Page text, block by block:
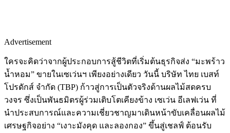
Advertisement
ใครจะคิดว่าจากผู้ประกอบการสู้ชีวิตที่เริ่มต้นธุรกิจส่ง “มะพร้าว
น้ำหอม” ขายในเซเว่นฯ เพียงอย่างเดียว วันนี้ บริษัท ไทย เบสท์
โปรดักส์ จำกัด (TBP) ก้าวสู่การเป็นตัวจริงด้านผลไม้สดครบ
วงจร ซึ่งเป็นพันธมิตรผู้ร่วมเติบโตเคียงข้าง เซเว่น อีเลฟเว่น ที่
นำประสบการณ์และความเชี่ยวชาญมาเดินหน้าขับเคลื่อนผลไม้
เศรษฐกิจอย่าง “เงาะมังคุด และลองกอง” ขึ้นสู่เชลฟ์ ต้อนรับ